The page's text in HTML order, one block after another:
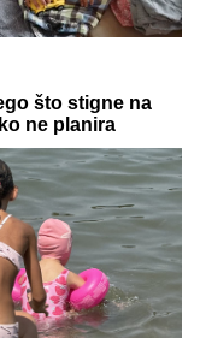
Prvo
nakon što su
zato sam došla"
Kineski
u OPASNU
ŠTIT
(VIDEO)